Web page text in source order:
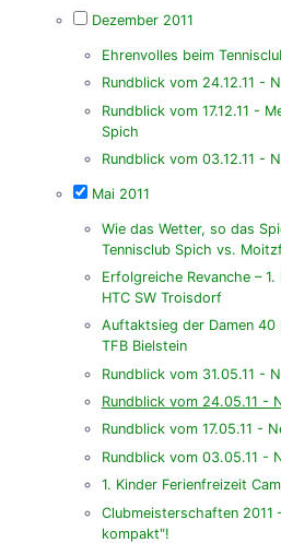
Dezember 2011
Ehrenvolles beim
Rundblick vom 24.12.11 -
Rundblick vom 17.12.11 -
Spich
Rundblick vom 03.12.11 -
Mai 2011
Wie das Wetter, so das
Tennisclub Spich vs.
Erfolgreiche Revanche –
HTC SW Troisdorf
Auftaktsieg der Damen 40
TFB Bielstein
Rundblick vom 31.05.11 -
Rundblick vom 24.05.11 -
Rundblick vom 17.05.11 -
Rundblick vom 03.05.11 -
1. Kinder Ferienfreizeit
Clubmeisterschaften 2011
kompakt"!